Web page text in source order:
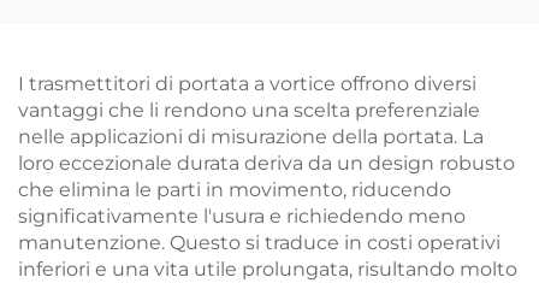
I trasmettitori di portata a vortice offrono diversi
vantaggi che li rendono una scelta preferenziale
nelle applicazioni di misurazione della portata. La
loro eccezionale durata deriva da un design robusto
che elimina le parti in movimento, riducendo
significativamente l'usura e richiedendo meno
manutenzione. Questo si traduce in costi operativi
inferiori e una vita utile prolungata, risultando molto